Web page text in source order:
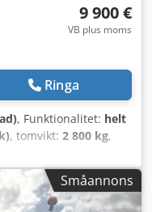
9 900 €
VB plus moms
Ringa
, Funktionalitet: helt
, tomvikt: 2 800 kg,
2.950 timmar
9.900 EUR netto
Enligt mätare: 6.594
Småannons